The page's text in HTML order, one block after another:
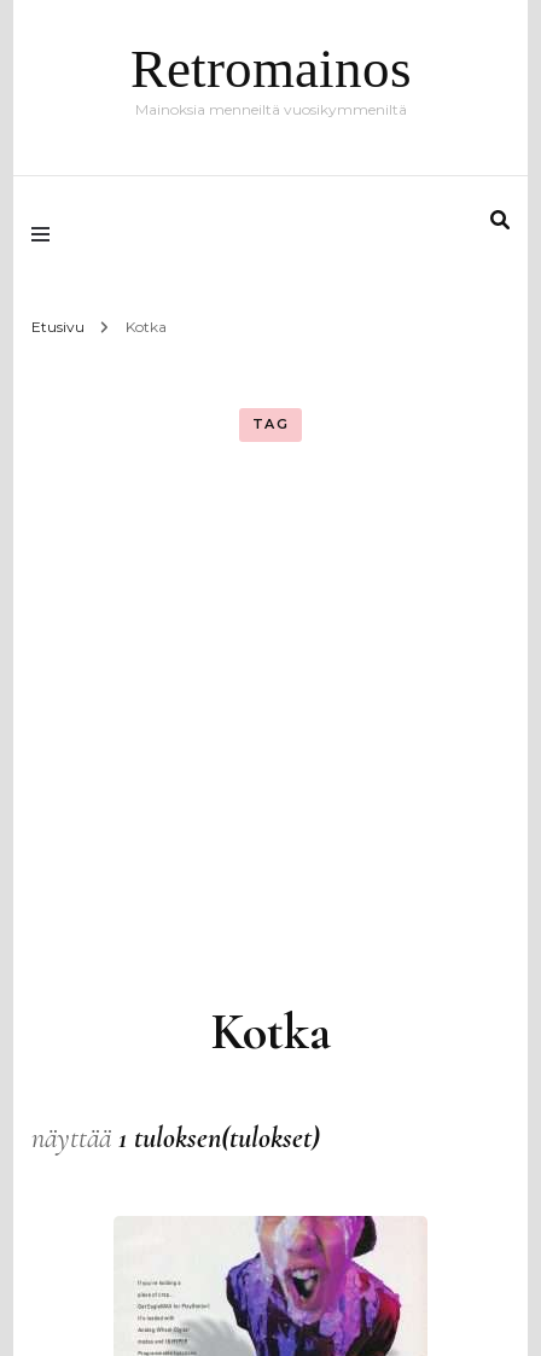
Retromainos
Mainoksia menneiltä vuosikymmeniltä
Etusivu Kotka
TAG
Kotka
näyttää1 tuloksen(tulokset)